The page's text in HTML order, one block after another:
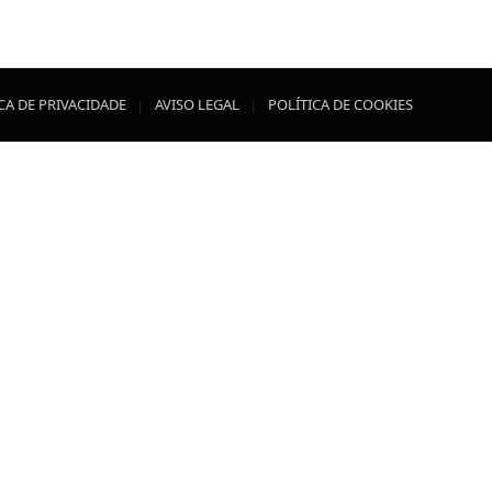
DE PRIVACIDADE AVISO LEGAL POLÍTICA DE COOKIES